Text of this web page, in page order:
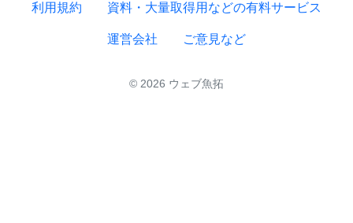
利用規約 資料・大量取得用などの有料サービス
運営会社 ご意見など
© 2026 ウェブ魚拓